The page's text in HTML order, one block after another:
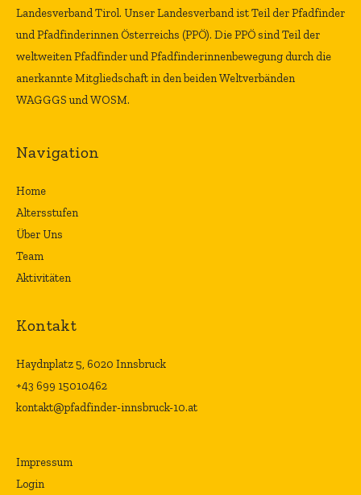
Landesverband Tirol. Unser Landesverband ist Teil der Pfadfinder
und Pfadfinderinnen Österreichs (PPÖ). Die PPÖ sind Teil der
weltweiten Pfadfinder und Pfadfinderinnenbewegung durch die
anerkannte Mitgliedschaft in den beiden Weltverbänden
WAGGGS und WOSM.
Navigation
Home
Altersstufen
Über Uns
Team
Aktivitäten
Kontakt
Haydnplatz 5, 6020 Innsbruck
+43 699 15010462
kontakt@pfadfinder-innsbruck-10.at
Impressum
Login